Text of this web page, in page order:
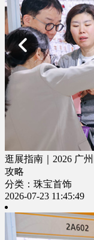
逛展指南｜2026 广
攻略
分类：珠宝首饰
2026-07-23 11:45:49